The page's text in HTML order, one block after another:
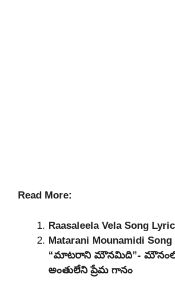
Read More:
Raasaleela Vela Song
Matarani Mounamidi Song
“మాటరాని మౌనమిది”- మౌనంలో
అంతులేని ప్రేమ గానం